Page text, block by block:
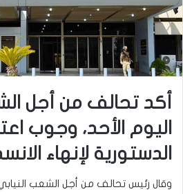
أكد تحالف من أجل
اليوم الأحد، وجوب
الدستورية لإنهاء
وقال رئيس تحالف من أجل الشعب النيابي